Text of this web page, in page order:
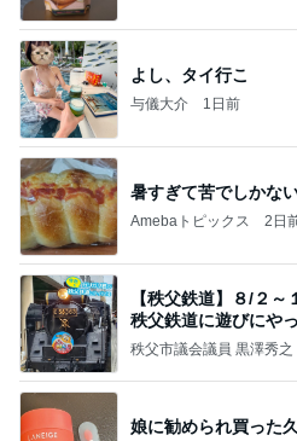
よし、タイ行こ
与儀大介 1日前
暑すぎて苦でしかな
Amebaトピックス 2日
【秩父鉄道】８/２
秩父鉄道に遊びにや
秩父市議会議員 黒澤秀之
娘に勧められ買った